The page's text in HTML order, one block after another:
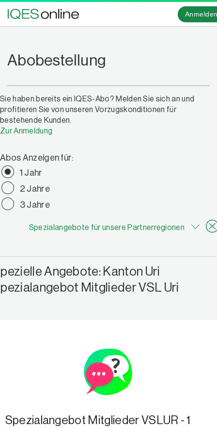
Abobestellung
Sie haben bereits ein IQES-Abo? Melden Sie sich an und
profitieren Sie von unseren Vorzugskonditionen für
bestehende Kunden.
Zur Anmeldung
Abos Anzeigen für:
1 Jahr
2 Jahre
3 Jahre
Spezialangebote für unsere Partnerregionen
Angebote: Kanton Uri
Mitglieder VSL Uri
Spezialangebot Mitglieder VSLUR - 1